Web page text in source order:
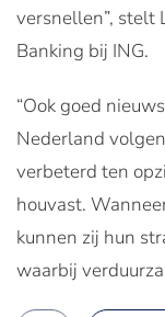
versnellen”, stelt
Banking bij ING.
“Ook goed
Nederland
verbeterd ten
houvast.
kunnen zij hun
waarbij